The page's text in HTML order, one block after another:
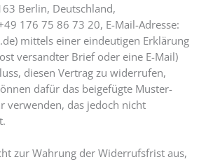
Berlin, Deutschland,
176 75 86 73 20, E-Mail-Adresse:
mittels einer eindeutigen Erklärung
versandter Brief oder eine E-Mail)
diesen Vertrag zu widerrufen,
dafür das beigefügte Muster-
verwenden, das jedoch nicht
zur Wahrung der Widerrufsfrist aus,